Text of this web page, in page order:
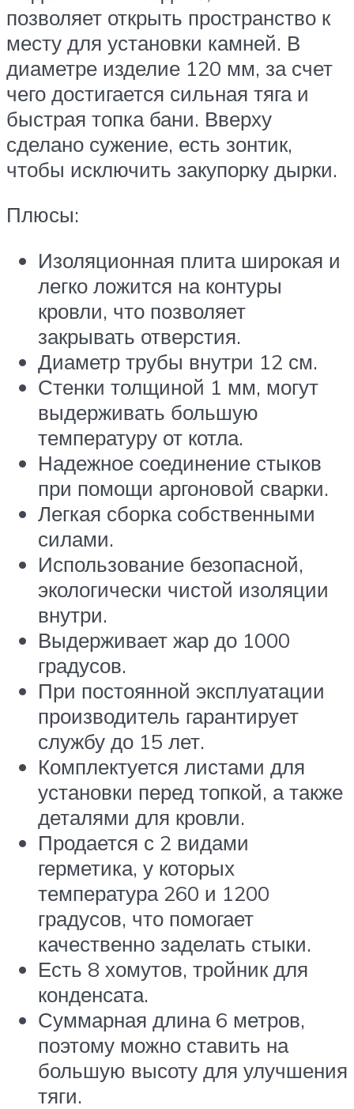
позволяет открыть пространство к
месту для установки камней. В
диаметре изделие 120 мм, за счет
чего достигается сильная тяга и
быстрая топка бани. Вверху
сделано сужение, есть зонтик,
чтобы исключить закупорку дырки.
Плюсы:
Изоляционная плита широкая и
легко ложится на контуры
кровли, что позволяет
закрывать отверстия.
Диаметр трубы внутри 12 см.
Стенки толщиной 1 мм, могут
выдерживать большую
температуру от котла.
Надежное соединение стыков
при помощи аргоновой сварки.
Легкая сборка собственными
силами.
Использование безопасной,
экологически чистой изоляции
внутри.
Выдерживает жар до 1000
градусов.
При постоянной эксплуатации
производитель гарантирует
службу до 15 лет.
Комплектуется листами для
установки перед топкой, а также
деталями для кровли.
Продается с 2 видами
герметика, у которых
температура 260 и 1200
градусов, что помогает
качественно заделать стыки.
Есть 8 хомутов, тройник для
конденсата.
Суммарная длина 6 метров,
поэтому можно ставить на
большую высоту для улучшения
тяги.